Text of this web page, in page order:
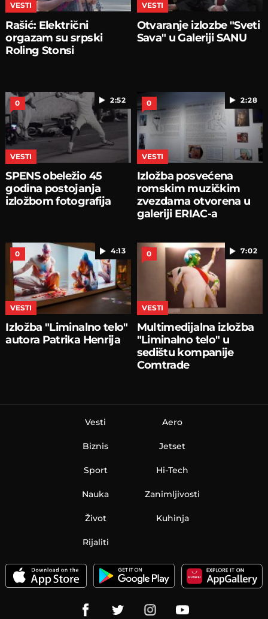
VESTI
Rašić: Električni
orgazam su srpski
Roling Stonsi
VESTI
Otvaranje izlozbe "Sveti
Sava" u Galeriji SANU
2:52
0
VESTI
SPENS obeležio 45
godina postojanja
izložbom fotografija
2:28
0
VESTI
Izložba posvećena
romskim muzičkim
zvezdama otvorena u
galeriji ERIAC-a
4:13
0
VESTI
Izložba "Liminalno telo"
autora Patrika Henrija
7:02
0
VESTI
Multimedijalna izložba
"Liminalno telo" u
sedištu kompanije
Comtrade
Vesti
Biznis
Sport
Nauka
Aero
Jetset
Hi-Tech
Zanimljivosti
Život Kuhinja
Rijaliti